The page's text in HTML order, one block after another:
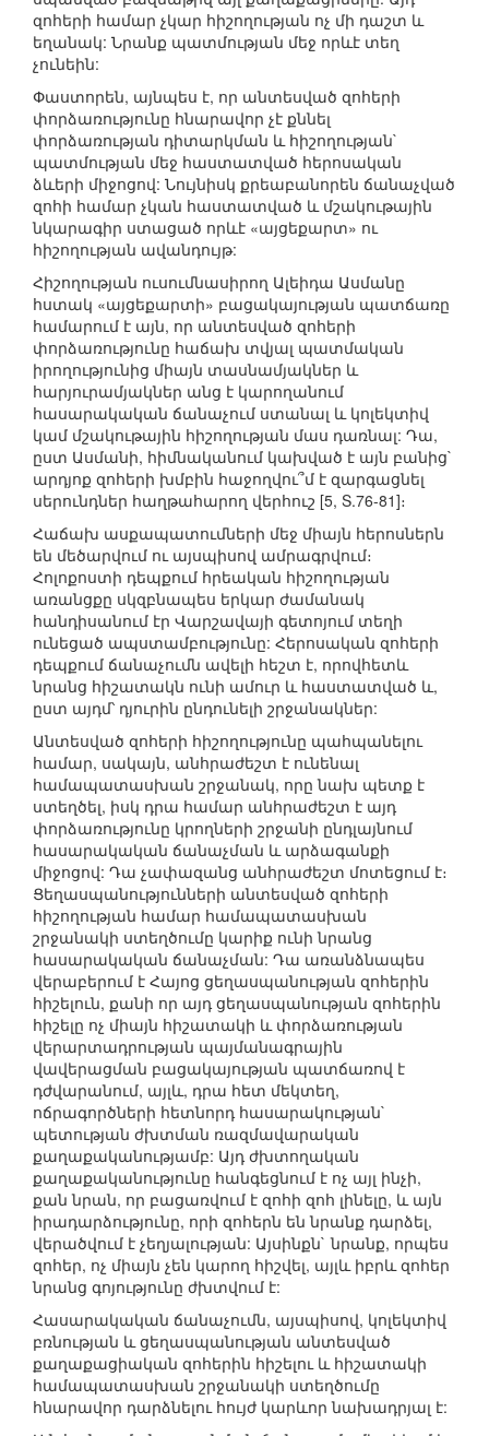
զոհերի համար չկար հիշողության ոչ մի դաշտ և
եղանակ: Նրանք պատմության մեջ որևէ տեղ
չունեին:
Փաստորեն, այնպես է, որ անտեսված զոհերի
փորձառությունը հնարավոր չէ քննել
փորձառության դիտարկման և հիշողության`
պատմության մեջ հաստատված հերոսական
ձևերի միջոցով: Նույնիսկ քրեաբանորեն ճանաչված
զոհի համար չկան հաստատված և մշակութային
նկարագիր ստացած որևէ «այցեքարտ» ու
հիշողության ավանդույթ:
Հիշողության ուսումնասիրող Ալեիդա Ասմանը
հստակ «այցեքարտի» բացակայության պատճառը
համարում է այն, որ անտեսված զոհերի
փորձառությունը հաճախ տվյալ պատմական
իրողությունից միայն տասնամյակներ և
հարյուրամյակներ անց է կարողանում
հասարակական ճանաչում ստանալ և կոլեկտիվ
կամ մշակութային հիշողության մաս դառնալ: Դա,
ըստ Ասմանի, հիմնականում կախված է այն բանից`
արդյոք զոհերի խմբին հաջողվու՞մ է զարգացնել
սերունդներ հաղթահարող վերհուշ [5, S.76-81]։
Հաճախ ասքապատումների մեջ միայն հերոսներն
են մեծարվում ու այսպիսով ամրագրվում։
Հոլոքոստի դեպքում հրեական հիշողության
առանցքը սկզբնապես երկար ժամանակ
հանդիսանում էր Վարշավայի գետոյում տեղի
ունեցած ապստամբությունը: Հերոսական զոհերի
դեպքում ճանաչումն ավելի հեշտ է, որովհետև
նրանց հիշատակն ունի ամուր և հաստատված և,
ըստ այդմ՝ դյուրին ընդունելի շրջանակներ:
Անտեսված զոհերի հիշողությունը պահպանելու
համար, սակայն, անհրաժեշտ է ունենալ
համապատասխան շրջանակ, որը նախ պետք է
ստեղծել, իսկ դրա համար անհրաժեշտ է այդ
փորձառությունը կրողների շրջանի ընդլայնում
հասարակական ճանաչման և արձագանքի
միջոցով: Դա չափազանց անհրաժեշտ մոտեցում է։
Ցեղասպանությունների անտեսված զոհերի
հիշողության համար համապատասխան
շրջանակի ստեղծումը կարիք ունի նրանց
հասարակական ճանաչման: Դա առանձնապես
վերաբերում է Հայոց ցեղասպանության զոհերին
հիշելուն, քանի որ այդ ցեղասպանության զոհերին
հիշելը ոչ միայն հիշատակի և փորձառության
վերարտադրության պայմանագրային
վավերացման բացակայության պատճառով է
դժվարանում, այլև, դրա հետ մեկտեղ,
ոճրագործների հետնորդ հասարակության`
պետության ժխտման ռազմավարական
քաղաքականությամբ: Այդ ժխտողական
քաղաքականությունը հանգեցնում է ոչ այլ ինչի,
քան նրան, որ բացառվում է զոհի զոհ լինելը, և այն
իրադարձությունը, որի զոհերն են նրանք դարձել,
վերածվում է չեղյալության: Այսինքն` նրանք, որպես
զոհեր, ոչ միայն չեն կարող հիշվել, այլև իբրև զոհեր
նրանց գոյությունը ժխտվում է:
Հասարակական ճանաչումն, այսպիսով, կոլեկտիվ
բռնության և ցեղասպանության անտեսված
քաղաքացիական զոհերին հիշելու և հիշատակի
համապատասխան շրջանակի ստեղծումը
հնարավոր դարձնելու հույժ կարևոր նախադրյալ է: